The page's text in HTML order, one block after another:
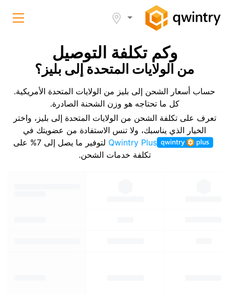
وكم تكلفة التوصيل
من الولايات المتحدة إلى بليز؟
حساب أسعار الشحن إلى بليز من الولايات المتحدة الأمريكية.
كل ما تحتاجه هو وزن الشحنة الصادرة.
تعرف على تكلفة الشحن من الولايات المتحدة إلى بليز، واختر
الخيار الذي يناسبك، ولا تنس الاستفادة من عضويتك في
Qwintry Plus
لتوفير ما يصل إلى 7% على
تكلفة خدمات الشحن.